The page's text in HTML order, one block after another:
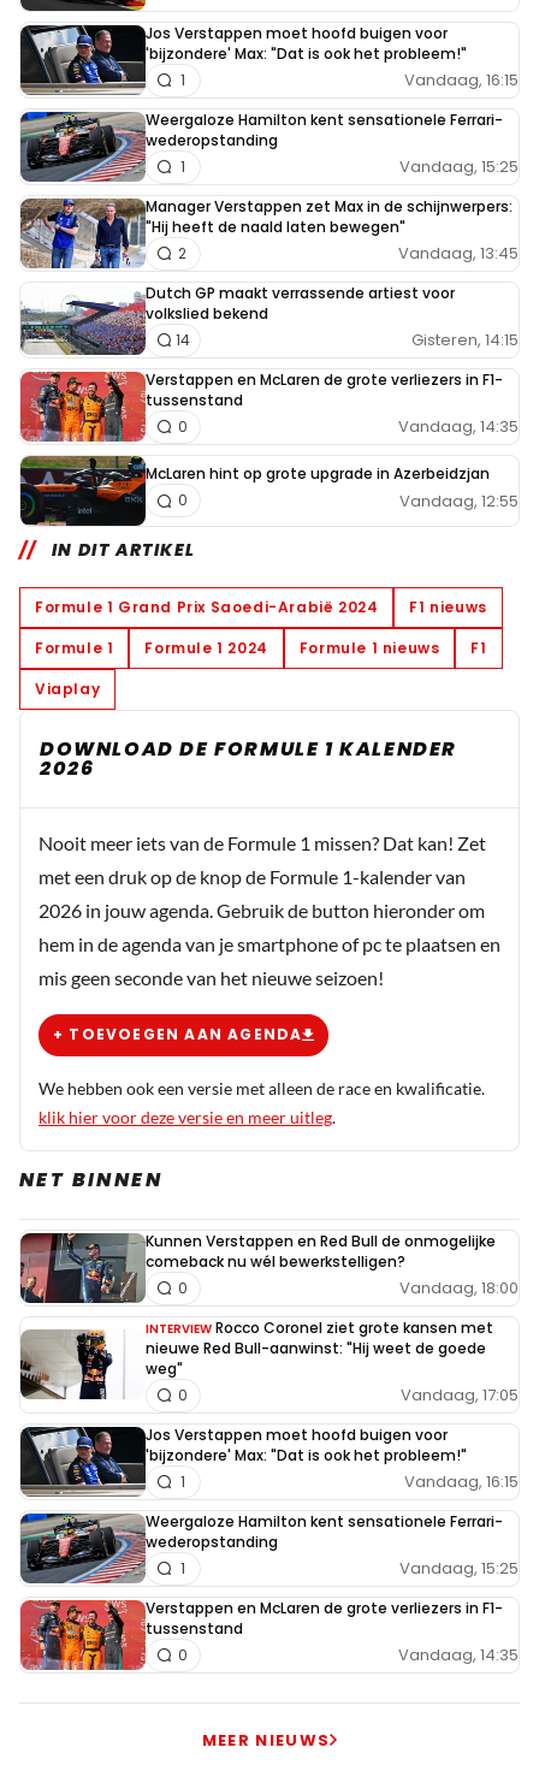
Jos Verstappen moet hoofd buigen voor
'bijzondere' Max: "Dat is ook het probleem!"
Vandaag, 16:15
1
Weergaloze Hamilton kent sensationele Ferrari-
wederopstanding
Vandaag, 15:25
1
Manager Verstappen zet Max in de schijnwerpers:
"Hij heeft de naald laten bewegen"
Vandaag, 13:45
2
Dutch GP maakt verrassende artiest voor
volkslied bekend
Gisteren, 14:15
14
Verstappen en McLaren de grote verliezers in F1-
tussenstand
Vandaag, 14:35
0
McLaren hint op grote upgrade in Azerbeidzjan
Vandaag, 12:55
0
IN DIT ARTIKEL
Formule 1 Grand Prix Saoedi-Arabië 2024
F1 nieuws
Formule 1
Formule 1 2024 Formule 1 nieuws
F1
Viaplay
DOWNLOAD DE FORMULE 1 KALENDER
2026
Nooit meer iets van de Formule 1 missen? Dat kan! Zet
met een druk op de knop de Formule 1-kalender van
2026 in jouw agenda. Gebruik de button hieronder om
hem in de agenda van je smartphone of pc te plaatsen en
mis geen seconde van het nieuwe seizoen!
+ TOEVOEGEN AAN AGENDA
We hebben ook een versie met alleen de race en kwalificatie.
klik hier voor deze versie en meer uitleg.
NET BINNEN
Kunnen Verstappen en Red Bull de onmogelijke
comeback nu wél bewerkstelligen?
Vandaag, 18:00
0
INTERVIEW Rocco Coronel ziet grote kansen met
nieuwe Red Bull-aanwinst: "Hij weet de goede
weg"
Vandaag, 17:05
0
Jos Verstappen moet hoofd buigen voor
'bijzondere' Max: "Dat is ook het probleem!"
Vandaag, 16:15
1
Weergaloze Hamilton kent sensationele Ferrari-
wederopstanding
Vandaag, 15:25
1
Verstappen en McLaren de grote verliezers in F1-
tussenstand
Vandaag, 14:35
0
MEER NIEUWS